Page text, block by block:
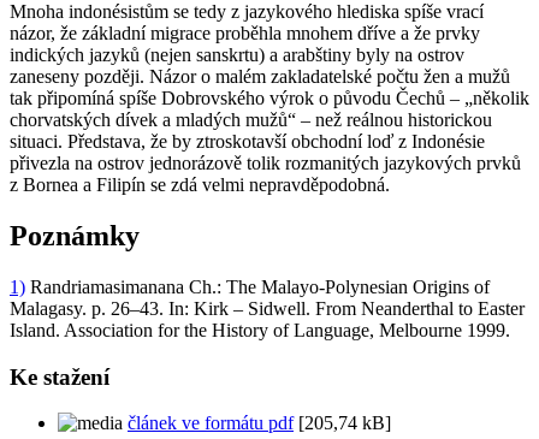
Mnoha indonésistům se tedy z jazykového hlediska spíše vrací
názor, že základní migrace proběhla mnohem dříve a že prvky
indických jazyků (nejen sanskrtu) a arabštiny byly na ostrov
zaneseny později. Názor o malém zakladatelské počtu žen a mužů
tak připomíná spíše Dobrovského výrok o původu Čechů – „několik
chorvatských dívek a mladých mužů“ – než reálnou historickou
situaci. Představa, že by ztroskotavší obchodní loď z Indonésie
přivezla na ostrov jednorázově tolik rozmanitých jazykových prvků
z Bornea a Filipín se zdá velmi nepravděpodobná.
Poznámky
1) Randriamasimanana Ch.: The Malayo-Polynesian Origins of
Malagasy. p. 26–43. In: Kirk – Sidwell. From Neanderthal to Easter
Island. Association for the History of Language, Melbourne 1999.
Ke stažení
článek ve formátu pdf[205,74 kB]